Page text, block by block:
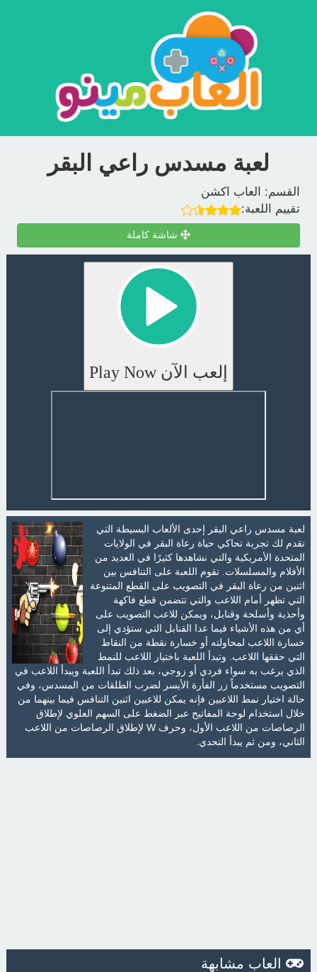
لعبة مسدس راعي البقر
القسم:
العاب اكشن
تقييم اللعبة:
شاشة كاملة
إلعب الآن Play Now
لعبة مسدس راعي البقر إحدى الألعاب البسيطة التي
تقدم لك تجربة تحاكي حياة رعاة البقر في الولايات
المتحدة الأمريكية والتي نشاهدها كثيرًا في العديد من
الأفلام والمسلسلات. تقوم اللعبة على التنافس بين
اثنين من رعاة البقر في التصويب على القطع المتنوعة
التي تظهر أمام اللاعب والتي تتضمن قطع فاكهة
وأحذية وأسلحة وقنابل، ويمكن للاعب التصويب على
أي من هذه الأشياء فيما عدا القنابل التي ستؤدي إلى
خسارة اللاعب لمحاولته أو خسارة نقطة من النقاط
التي حققها اللاعب. وتبدأ اللعبة باختيار اللاعب للنمط
الذي يرغب به سواء فردي أو زوجي، بعد ذلك تبدأ اللعبة ويبدأ اللاعب في
التصويب مستخدماً زر الفأرة الأيسر لضرب الطلقات من المسدس، وفي
حالة اختيار نمط اللاعبين فإنه يمكن للاعبين اثنين التنافس فيما بينهما من
خلال استخدام لوحة المفاتيح عبر الضغط على السهم العلوي لإطلاق
الرصاصات من اللاعب الأول، وحرف W لإطلاق الرصاصات من اللاعب
الثاني، ومن ثم يبدأ التحدي.
العاب مشابهة